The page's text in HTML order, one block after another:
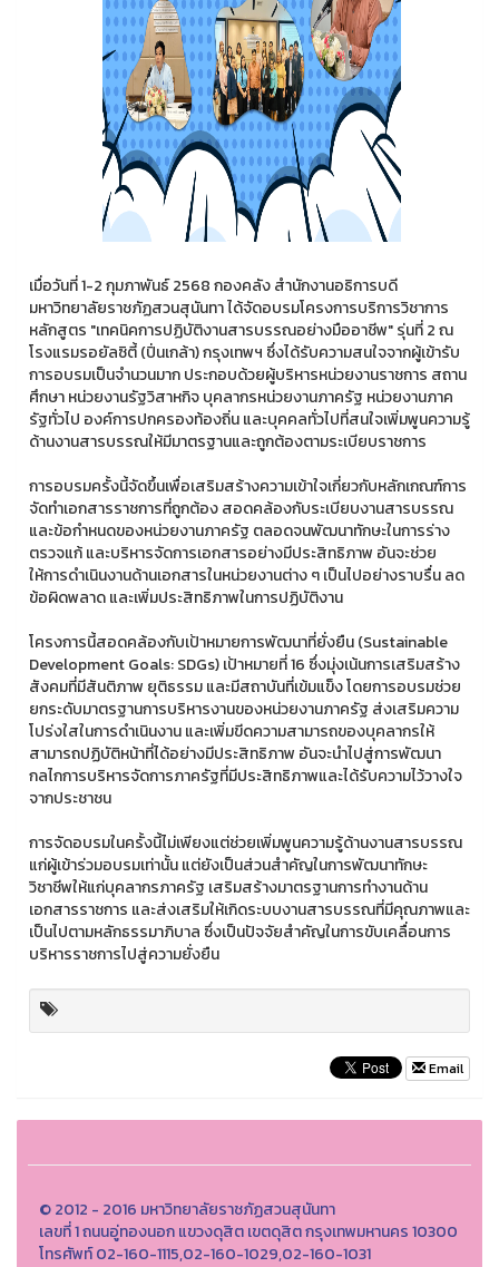
เมื่อวันที่ 1-2 กุมภาพันธ์ 2568 กองคลัง สำนักงานอธิการบดี
มหาวิทยาลัยราชภัฏสวนสุนันทา ได้จัดอบรมโครงการบริการวิชาการ
หลักสูตร "เทคนิคการปฏิบัติงานสารบรรณอย่างมืออาชีพ" รุ่นที่ 2 ณ
โรงแรมรอยัลซิตี้ (ปิ่นเกล้า) กรุงเทพฯ ซึ่งได้รับความสนใจจากผู้เข้ารับ
การอบรมเป็นจำนวนมาก ประกอบด้วยผู้บริหารหน่วยงานราชการ สถาน
ศึกษา หน่วยงานรัฐวิสาหกิจ บุคลากรหน่วยงานภาครัฐ หน่วยงานภาค
รัฐทั่วไป องค์การปกครองท้องถิ่น และบุคคลทั่วไปที่สนใจเพิ่มพูนความรู้
ด้านงานสารบรรณให้มีมาตรฐานและถูกต้องตามระเบียบราชการ
การอบรมครั้งนี้จัดขึ้นเพื่อเสริมสร้างความเข้าใจเกี่ยวกับหลักเกณฑ์การ
จัดทำเอกสารราชการที่ถูกต้อง สอดคล้องกับระเบียบงานสารบรรณ
และข้อกำหนดของหน่วยงานภาครัฐ ตลอดจนพัฒนาทักษะในการร่าง
ตรวจแก้ และบริหารจัดการเอกสารอย่างมีประสิทธิภาพ อันจะช่วย
ให้การดำเนินงานด้านเอกสารในหน่วยงานต่าง ๆ เป็นไปอย่างราบรื่น ลด
ข้อผิดพลาด และเพิ่มประสิทธิภาพในการปฏิบัติงาน
โครงการนี้สอดคล้องกับเป้าหมายการพัฒนาที่ยั่งยืน (Sustainable
Development Goals: SDGs) เป้าหมายที่ 16 ซึ่งมุ่งเน้นการเสริมสร้าง
สังคมที่มีสันติภาพ ยุติธรรม และมีสถาบันที่เข้มแข็ง โดยการอบรมช่วย
ยกระดับมาตรฐานการบริหารงานของหน่วยงานภาครัฐ ส่งเสริมความ
โปร่งใสในการดำเนินงาน และเพิ่มขีดความสามารถของบุคลากรให้
สามารถปฏิบัติหน้าที่ได้อย่างมีประสิทธิภาพ อันจะนำไปสู่การพัฒนา
กลไกการบริหารจัดการภาครัฐที่มีประสิทธิภาพและได้รับความไว้วางใจ
จากประชาชน
การจัดอบรมในครั้งนี้ไม่เพียงแต่ช่วยเพิ่มพูนความรู้ด้านงานสารบรรณ
แก่ผู้เข้าร่วมอบรมเท่านั้น แต่ยังเป็นส่วนสำคัญในการพัฒนาทักษะ
วิชาชีพให้แก่บุคลากรภาครัฐ เสริมสร้างมาตรฐานการทำงานด้าน
เอกสารราชการ และส่งเสริมให้เกิดระบบงานสารบรรณที่มีคุณภาพและ
เป็นไปตามหลักธรรมาภิบาล ซึ่งเป็นปัจจัยสำคัญในการขับเคลื่อนการ
บริหารราชการไปสู่ความยั่งยืน
Email
© 2012 - 2016 มหาวิทยาลัยราชภัฏสวนสุนันทา
เลขที่ 1 ถนนอู่ทองนอก แขวงดุสิต เขตดุสิต กรุงเทพมหานคร 10300
โทรศัพท์ 02-160-1115,02-160-1029,02-160-1031